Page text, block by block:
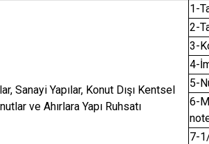
Sanayi Yapılar, Konut Dışı Kentsel
ve Ahırlara Yapı Ruhsatı
1-
2-
3-
4-
5-
6-
7-